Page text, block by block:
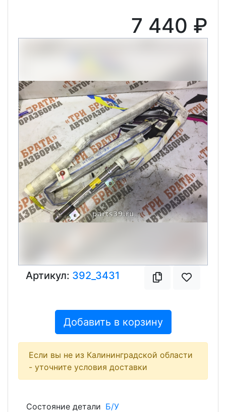
7 440 ₽
Артикул: 392_3431
Добавить в корзину
Если вы не из Калининградской области
- уточните условия доставки
Состояние детали Б/У